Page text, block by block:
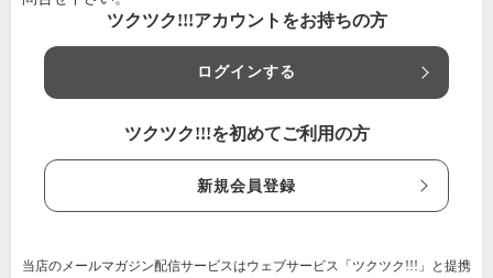
ツクツク!!!アカウントをお持ちの方
ログインする
ツクツク!!!を初めてご利用の方
新規会員登録
当店のメールマガジン配信サービスはウェブサービス「ツクツク!!!」と提携